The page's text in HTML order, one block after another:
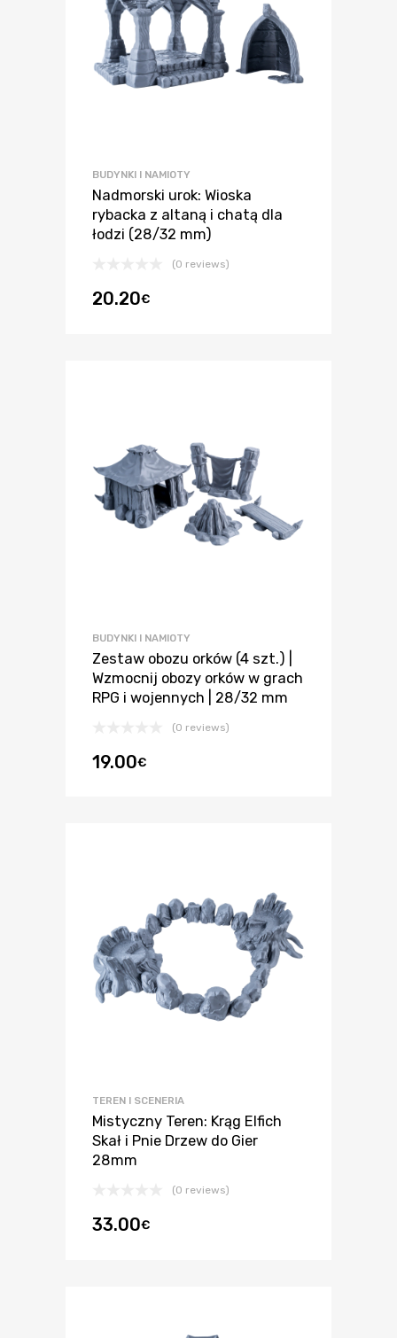
BUDYNKI I NAMIOTY
Nadmorski urok: Wioska
rybacka z altaną i chatą dla
łodzi (28/32 mm)
(0 reviews)
20.20€
BUDYNKI I NAMIOTY
Zestaw obozu orków (4 szt.) |
Wzmocnij obozy orków w grach
RPG i wojennych | 28/32 mm
(0 reviews)
19.00€
TEREN I SCENERIA
Mistyczny Teren: Krąg Elfich
Skał i Pnie Drzew do Gier
28mm
(0 reviews)
33.00€